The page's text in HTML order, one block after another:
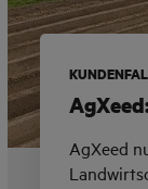
AgXeed